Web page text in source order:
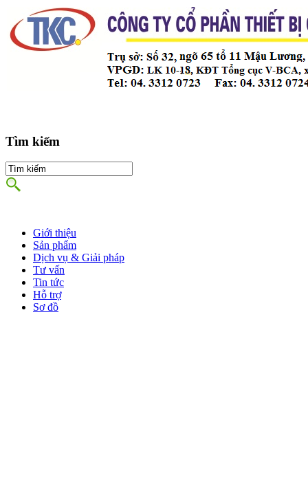
Tìm kiếm
Giới thiệu
Sản phẩm
Dịch vụ & Giải pháp
Tư vấn
Tin tức
Hỗ trợ
Sơ đồ